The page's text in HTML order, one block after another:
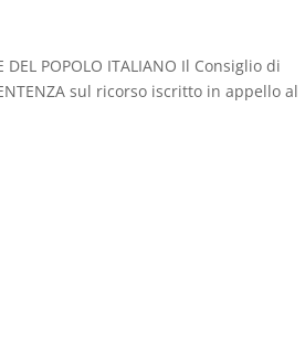
POPOLO ITALIANO Il Consiglio di
sul ricorso iscritto in appello al